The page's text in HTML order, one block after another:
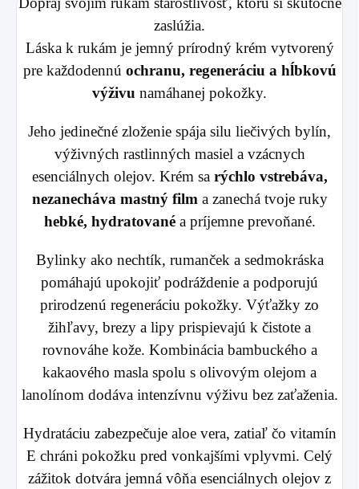
zaslúžia.
Láska k rukám je jemný prírodný krém vytvorený
pre každodennú ochranu, regeneráciu a hĺbkovú
výživu namáhanej pokožky.
Jeho jedinečné zloženie spája silu liečivých bylín,
výživných rastlinných masiel a vzácnych
esenciálnych olejov. Krém sa rýchlo vstrebáva,
nezanecháva mastný film a zanechá tvoje ruky
hebké, hydratovanéa príjemne prevoňané.
Bylinky ako nechtík, rumanček a sedmokráska
pomáhajú upokojiť podráždenie a podporujú
prirodzenú regeneráciu pokožky. Výťažky zo
žihľavy, brezy a lipy prispievajú k čistote a
rovnováhe kože. Kombinácia bambuckého a
kakaového masla spolu s olivovým olejom a
lanolínom dodáva intenzívnu výživu bez zaťaženia.
Hydratáciu zabezpečuje aloe vera, zatiaľ čo vitamín
E chráni pokožku pred vonkajšími vplyvmi. Celý
zážitok dotvára jemná vôňa esenciálnych olejov z